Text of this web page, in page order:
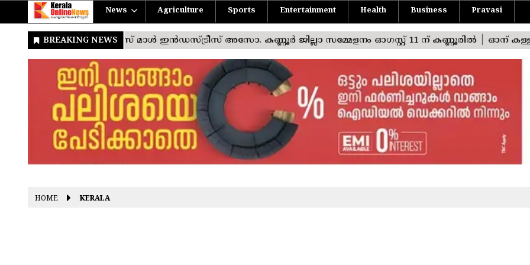
News Agriculture Sports Entertainment Health Business Pravasi
HOME KERALA